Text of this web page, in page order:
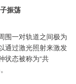
振荡
围一对轨道之间极为
通过激光照射来激发
态被称为“共